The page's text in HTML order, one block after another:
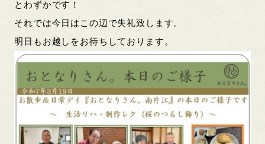
とわずかです！
それでは今日はこの辺で失礼致します。
明日もお越しをお待ちしております。